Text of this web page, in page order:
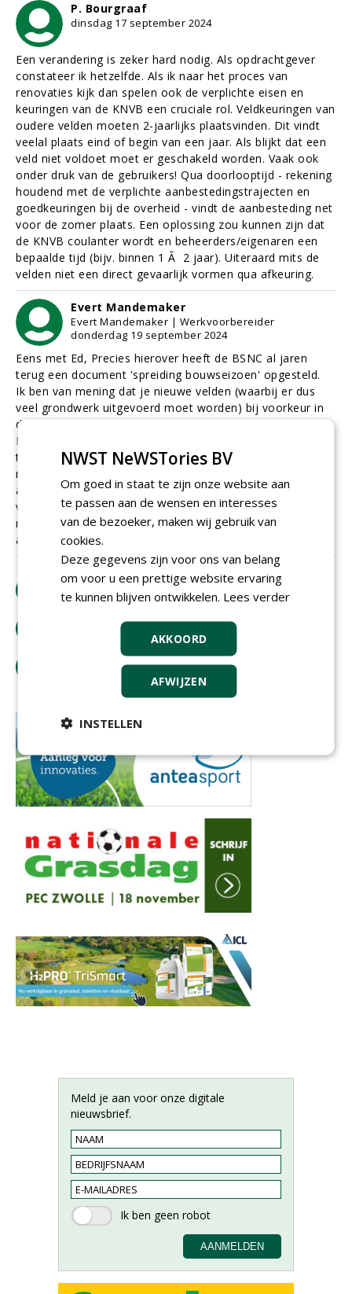
P. Bourgraaf
dinsdag 17 september 2024
Een verandering is zeker hard nodig. Als opdrachtgever
constateer ik hetzelfde. Als ik naar het proces van
renovaties kijk dan spelen ook de verplichte eisen en
keuringen van de KNVB een cruciale rol. Veldkeuringen van
oudere velden moeten 2-jaarlijks plaatsvinden. Dit vindt
veelal plaats eind of begin van een jaar. Als blijkt dat een
veld niet voldoet moet er geschakeld worden. Vaak ook
onder druk van de gebruikers! Qua doorlooptijd - rekening
houdend met de verplichte aanbestedingstrajecten en
goedkeuringen bij de overheid - vindt de aanbesteding net
voor de zomer plaats. Een oplossing zou kunnen zijn dat
de KNVB coulanter wordt en beheerders/eigenaren een
bepaalde tijd (bijv. binnen 1 Ã 2 jaar). Uiteraard mits de
velden niet een direct gevaarlijk vormen qua afkeuring.
Evert Mandemaker
Evert Mandemaker | Werkvoorbereider
donderdag 19 september 2024
Eens met Ed, Precies hierover heeft de BSNC al jaren
terug een document 'spreiding bouwseizoen' opgesteld.
Ik ben van mening dat je nieuwe velden (waarbij er dus
veel grondwerk uitgevoerd moet worden) bij voorkeur in
de periode mei - september moet uitvoeren.
Een renovatie van een kunstgrasveld en zeker een van het
type (matje eraf - matje er op) kan prima in het voor- of
naseizoen (dus maart-april en september-oktober). Zeker
als een club de beschikking heeft over meerdere (3+)
velden is er heel vaak met een beetje goede wil veel
mogelijk. Een dergelijke renovatie is namelijk over het
algemeen prima in 2,5 Ã¡ 3 weken uit te voeren,
download artikel
bestel tijdschrift
tip de redactie
Meld je aan voor onze digitale
nieuwsbrief.
NWST NeWSTories BV
Om goed in staat te zijn onze website aan
te passen aan de wensen en interesses
van de bezoeker, maken wij gebruik van
cookies.
Deze gegevens zijn voor ons van belang
om voor u een prettige website ervaring
te kunnen blijven ontwikkelen. Lees verder
AKKOORD
AFWIJZEN
INSTELLEN